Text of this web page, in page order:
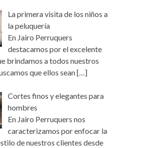
La primera visita de los niños a
la peluquería
En Jairo Perruquers
destacamos por el excelente
brindamos a todos nuestros
que ellos sean[…]
Cortes finos y elegantes para
hombres
En Jairo Perruquers nos
caracterizamos por enfocar la
de nuestros clientes desde